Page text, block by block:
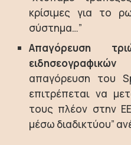
κρίσιμες για το
σύστημα…”
Απαγόρευση
ειδησεογραφικών
απαγόρευση του
επιτρέπεται να
τους πλέον στην
μέσω διαδικτύου”